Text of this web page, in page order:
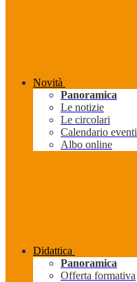
Novità
Panoramica
Le notizie
Le circolari
Calendario eventi
Albo online
Didattica
Panoramica
Offerta formativa